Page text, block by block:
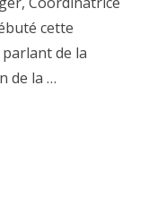
cette
de la
de la …